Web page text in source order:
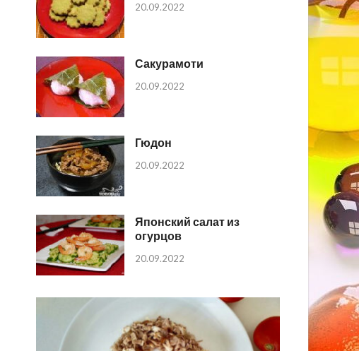
20.09.2022
Сакурамоти
20.09.2022
Гюдон
20.09.2022
Японский салат из
огурцов
20.09.2022